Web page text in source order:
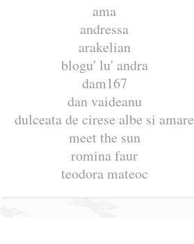
ama
andressa
arakelian
blogu' lu' andra
dam167
dan vaideanu
dulceata de cirese albe si amare
meet the sun
romina faur
teodora mateoc